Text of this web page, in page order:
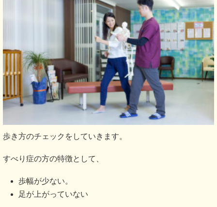
歩き方のチェックをしていきます。
すべり症の方の特徴として、
歩幅が少ない。
足が上がっていない